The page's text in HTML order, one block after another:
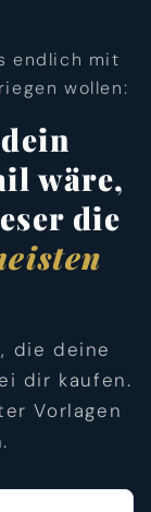
endlich mit
wollen:
wäre,
die
die deine
dir kaufen.
Vorlagen